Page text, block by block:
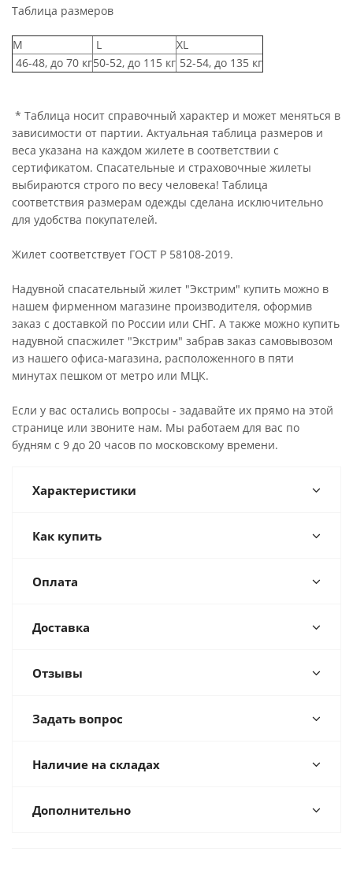
Таблица размеров
М L
XL
46-48, до 70 кг50-52, до 115 кг 52-54, до 135 кг
* Таблица носит справочный характер и может меняться в
зависимости от партии. Актуальная таблица размеров и
веса указана на каждом жилете в соответствии с
сертификатом. Спасательные и страховочные жилеты
выбираются строго по весу человека! Таблица
соответствия размерам одежды сделана исключительно
для удобства покупателей.
Жилет соответствует ГОСТ Р 58108-2019.
Надувной спасательный жилет "Экстрим" купить можно в
нашем фирменном магазине производителя, оформив
заказ с доставкой по России или СНГ. А также можно купить
надувной спасжилет "Экстрим" забрав заказ самовывозом
из нашего офиса-магазина, расположенного в пяти
минутах пешком от метро или МЦК.
Если у вас остались вопросы - задавайте их прямо на этой
странице или звоните нам. Мы работаем для вас по
будням с 9 до 20 часов по московскому времени.
Характеристики
Как купить
Оплата
Доставка
Отзывы
Задать вопрос
Наличие на складах
Дополнительно